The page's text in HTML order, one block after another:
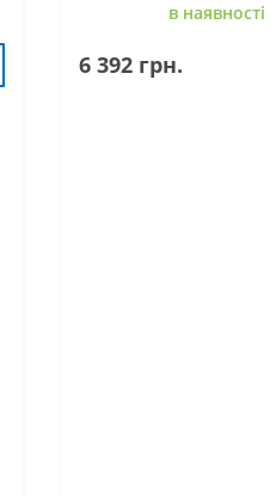
в наявностi
6 392 грн.